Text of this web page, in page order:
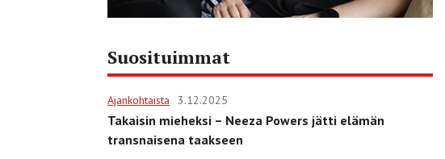
Suosituimmat
Ajankohtaista 3.12.2025
Takaisin mieheksi – Neeza Powers jätti elämän
transnaisena taakseen